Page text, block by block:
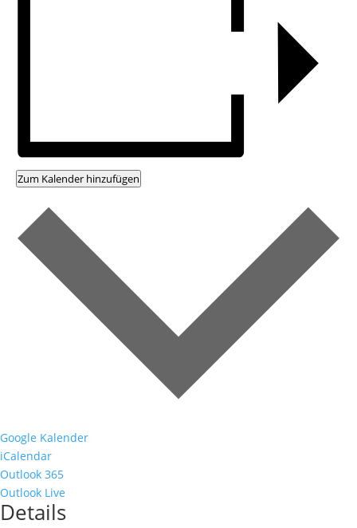
Zum Kalender hinzufügen
Google Kalender
iCalendar
Outlook 365
Outlook Live
Details